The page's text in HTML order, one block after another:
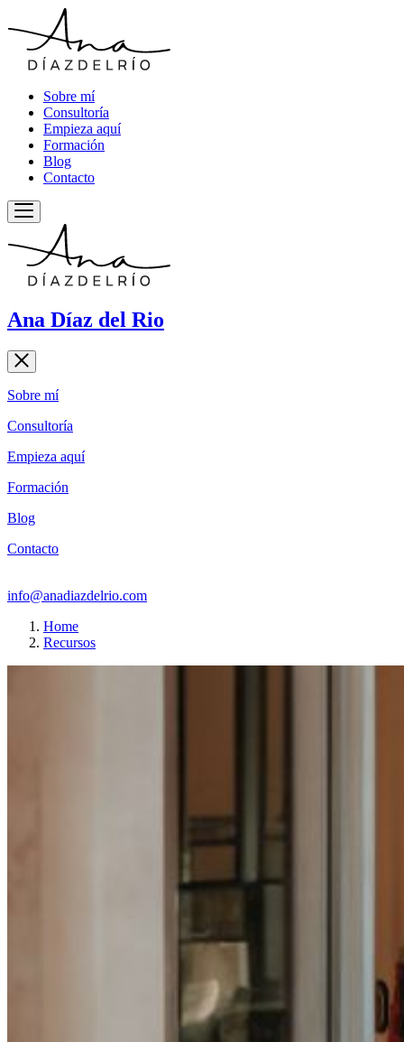
Sobre mí
Consultoría
Empieza aquí
Formación
Blog
Contacto
Ana Díaz del Rio
Sobre mí
Consultoría
Empieza aquí
Formación
Blog
Contacto
info@anadiazdelrio.com
Home
Recursos